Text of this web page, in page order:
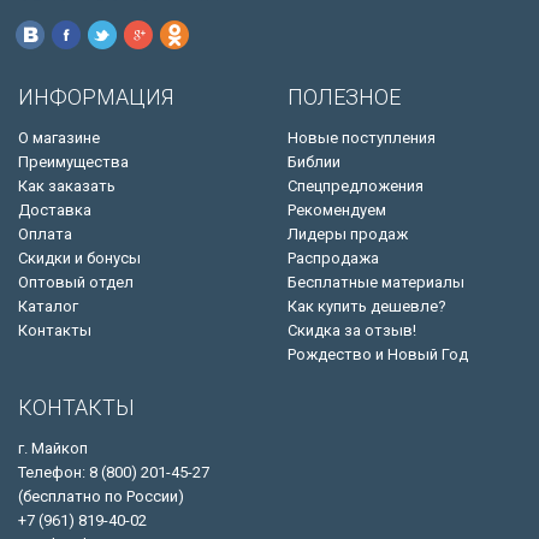
ИНФОРМАЦИЯ
О магазине
Преимущества
Как заказать
Доставка
Оплата
Скидки и бонусы
Оптовый отдел
Каталог
Контакты
ПОЛЕЗНОЕ
Новые поступления
Библии
Спецпредложения
Рекомендуем
Лидеры продаж
Распродажа
Бесплатные материалы
Как купить дешевле?
Скидка за отзыв!
Рождество и Новый Год
КОНТАКТЫ
г. Майкоп
Телефон: 8 (800) 201-45-27
(бесплатно по России)
+7 (961) 819-40-02